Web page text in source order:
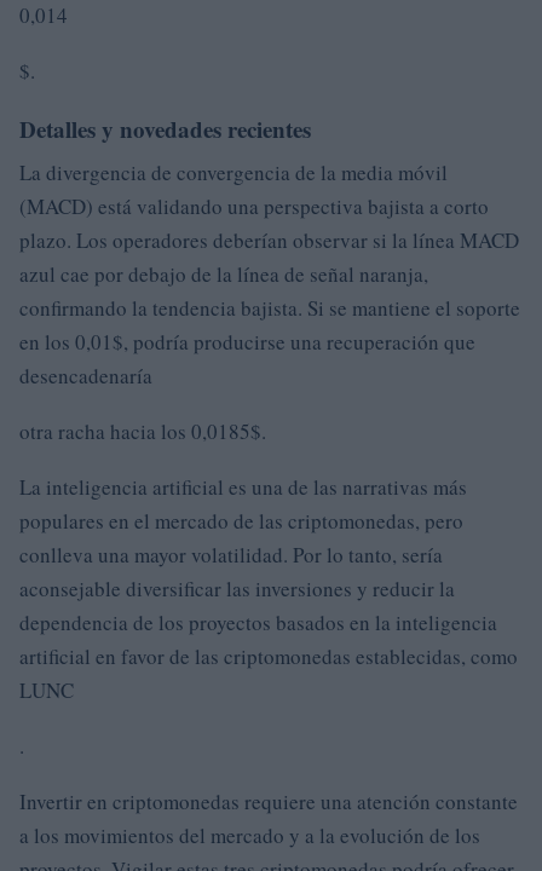
0,014
$.
Detalles y novedades recientes
La divergencia de convergencia de la media móvil
(MACD) está validando una perspectiva bajista a corto
plazo. Los operadores deberían observar si la línea MACD
azul cae por debajo de la línea de señal naranja,
confirmando la tendencia bajista. Si se mantiene el soporte
en los 0,01$, podría producirse una recuperación que
desencadenaría
otra racha hacia los 0,0185$.
La inteligencia artificial es una de las narrativas más
populares en el mercado de las criptomonedas, pero
conlleva una mayor volatilidad. Por lo tanto, sería
aconsejable diversificar las inversiones y reducir la
dependencia de los proyectos basados en la inteligencia
artificial en favor de las criptomonedas establecidas, como
LUNC
.
Invertir en criptomonedas requiere una atención constante
a los movimientos del mercado y a la evolución de los